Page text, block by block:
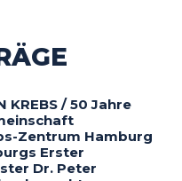
KREBS / 50 Jahre
Zentrum Hamburg
Erster
Dr. Peter